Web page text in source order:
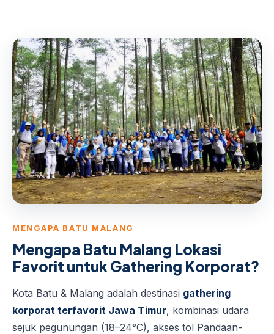
MENGAPA BATU MALANG
Mengapa Batu Malang Lokasi
Favorit untuk Gathering Korporat?
Kota Batu & Malang adalah destinasi gathering
korporat terfavorit Jawa Timur, kombinasi udara
sejuk pegunungan (18–24°C), akses tol Pandaan-